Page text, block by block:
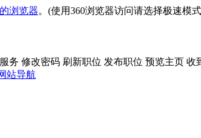
浏览器。(使用360浏览器访问请选择极速模
务 修改密码 刷新职位 发布职位 预览主页 收
站导航